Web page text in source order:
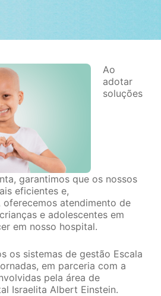
Ao
adotar
soluções
garantimos que os nossos
eficientes e,
oferecemos atendimento de
e adolescentes em
em nosso hospital.
os sistemas de gestão Escala
em parceria com a
pela área de
Israelita Albert Einstein.